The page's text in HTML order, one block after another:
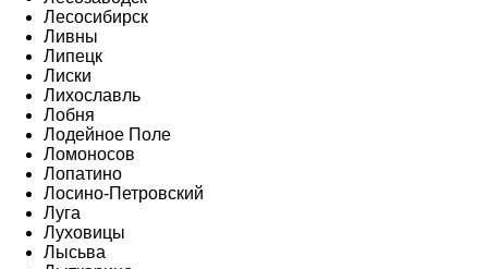
Лесосибирск
Ливны
Липецк
Лиски
Лихославль
Лобня
Лодейное Поле
Ломоносов
Лопатино
Лосино-Петровский
Луга
Луховицы
Лысьва